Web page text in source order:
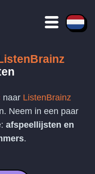
naar ListenBrainz
Neem in een paar
afspeellijsten en
.